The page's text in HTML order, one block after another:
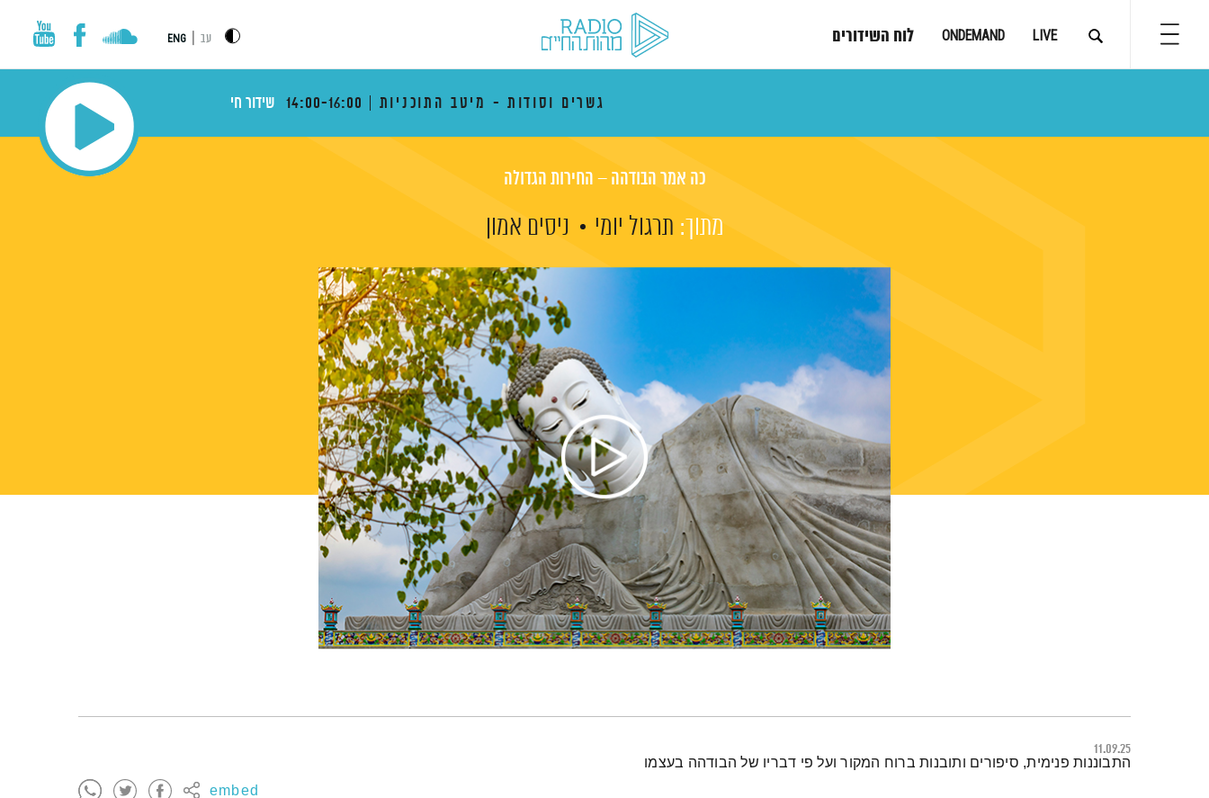
LIVE
ONDEMAND לוח השידורים עב ENG
גשרים וסודות - מיטב התוכניות 14:00-16:00 שידור חי
כה אמר הבודהה – החירות הגדולה
מתוך: תרגול יומי ניסים אמון
11.09.25
embed
תמצית הפודקאסט
התבוננות פנימית, סיפורים ותובנות ברוח המקור ועל פי דבריו של הבודהה בעצמו